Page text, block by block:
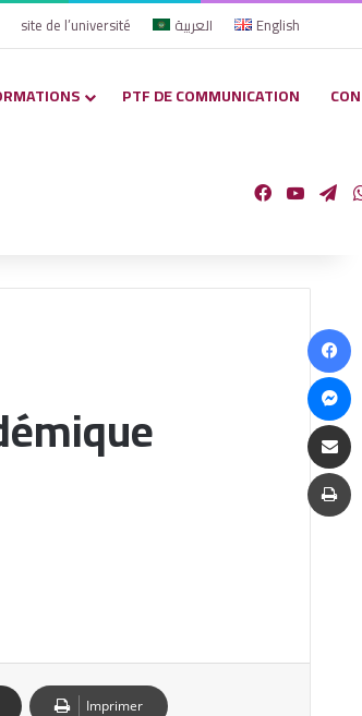
site de l’université العربية English
PTF DE COMMUNICATION
Facebook
Imprimer